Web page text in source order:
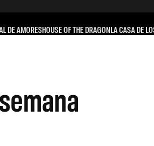
DE AMORESHOUSE OF THE DRAGONLA CASA DE